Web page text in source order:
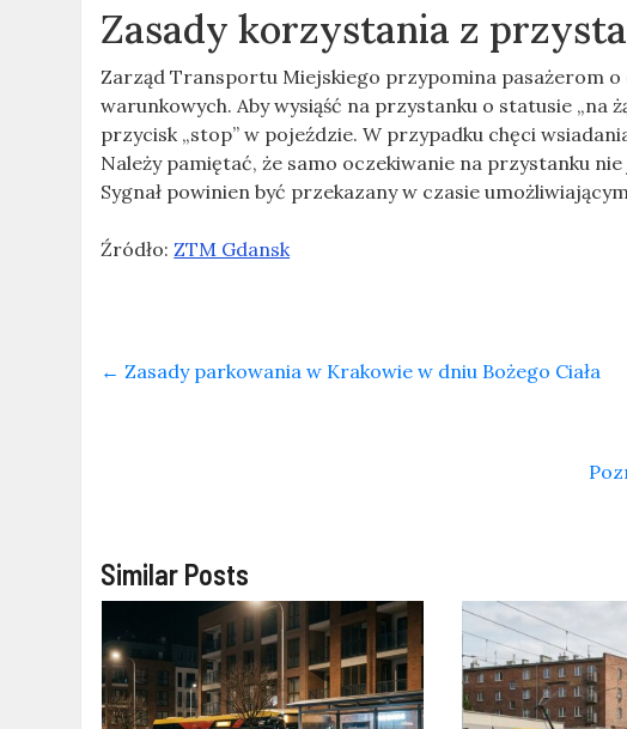
Zasady korzystania z
Zarząd Transportu Miejskiego przypomina pasażerom
warunkowych. Aby wysiąść na przystanku o statusie „na
przycisk „stop” w pojeździe. W przypadku chęci
Należy pamiętać, że samo oczekiwanie na przystanku
Sygnał powinien być przekazany w czasie
Źródło:ZTM Gdansk
← Zasady parkowania w Krakowie w dniu Bożego Ciała
Similar Posts